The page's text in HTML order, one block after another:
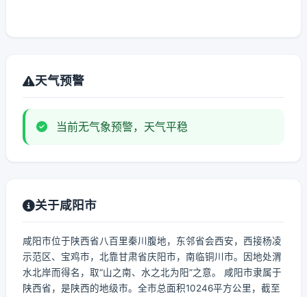
天气预警
当前无气象预警，天气平稳
关于咸阳市
咸阳市位于陕西省八百里秦川腹地，东邻省会西安，西接杨凌
示范区、宝鸡市，北靠甘肃省庆阳市，南临铜川市。因地处渭
水北岸而得名，取“山之南、水之北为阳”之意。 咸阳市隶属于
陕西省，是陕西的地级市。全市总面积10246平方公里，截至